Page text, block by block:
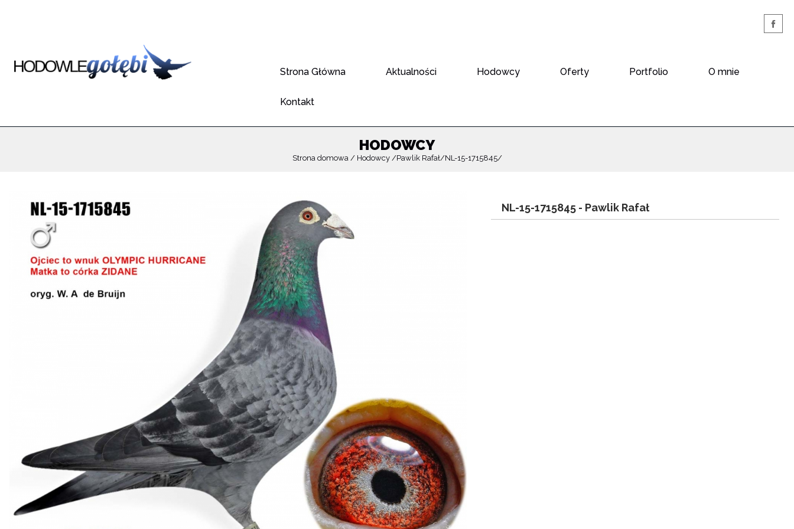
Strona Główna Aktualności Hodowcy Oferty Portfolio O mnie
Kontakt
HODOWCY
Strona domowa Hodowcy Pawlik Rafał NL-15-1715845
NL-15-1715845 - Pawlik Rafał